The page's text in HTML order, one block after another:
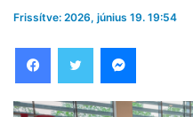
Frissítve: 2026, június 19. 19:54